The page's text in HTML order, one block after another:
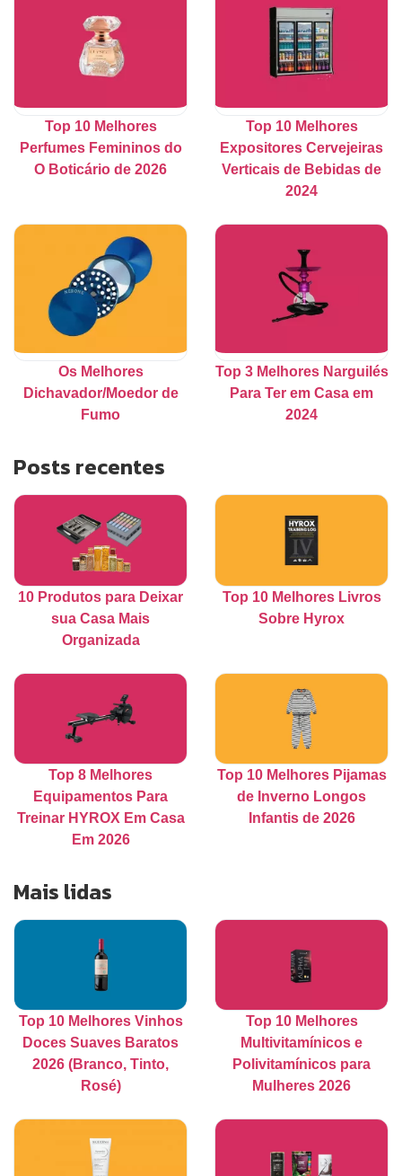
Top 10 Melhores
Perfumes Femininos do
O Boticário de 2026
Top 10 Melhores
Expositores Cervejeiras
Verticais de Bebidas de
2024
Os Melhores
Dichavador/Moedor de
Fumo
Top 3 Melhores Narguilés
Para Ter em Casa em
2024
Posts recentes
10 Produtos para Deixar
sua Casa Mais
Organizada
Top 10 Melhores Livros
Sobre Hyrox
Top 8 Melhores
Equipamentos Para
Treinar HYROX Em Casa
Em 2026
Top 10 Melhores Pijamas
de Inverno Longos
Infantis de 2026
Mais lidas
Top 10 Melhores Vinhos
Doces Suaves Baratos
2026 (Branco, Tinto,
Rosé)
Top 10 Melhores
Multivitamínicos e
Polivitamínicos para
Mulheres 2026